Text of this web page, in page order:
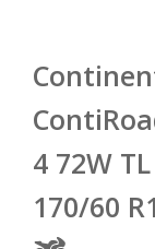
4 72W
170/60